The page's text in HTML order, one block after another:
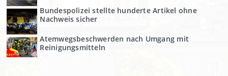
Bundespolizei stellte hunderte Artikel ohne
Nachweis sicher
Atemwegsbeschwerden nach Umgang mit
Reinigungsmitteln